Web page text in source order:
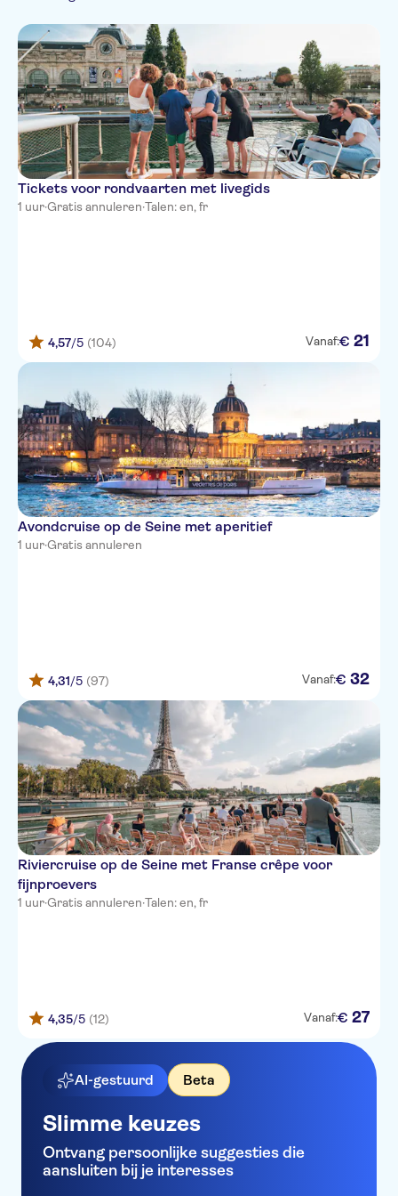
Tickets voor rondvaarten met livegids
1 uur·Gratis annuleren·Talen: en, fr
4,57/5 (104) Vanaf:€ 21
Avondcruise op de Seine met aperitief
1 uur·Gratis annuleren
4,31/5 (97) Vanaf:€ 32
Riviercruise op de Seine met Franse crêpe voor
fijnproevers
1 uur·Gratis annuleren·Talen: en, fr
4,35/5 (12) Vanaf:€ 27
AI-gestuurd Beta
Slimme keuzes
Ontvang persoonlijke suggesties die
aansluiten bij je interesses